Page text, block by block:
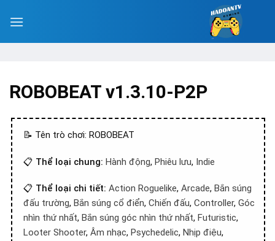
ROBOBEAT v1.3.10-P2P
📝 Tên trò chơi: ROBOBEAT
📋 Thể loại chung: Hành động, Phiêu lưu, Indie
📋 Thể loại chi tiết: Action Roguelike, Arcade, Bắn súng
đấu trường, Bắn súng cổ điển, Chiến đấu, Controller, Góc
nhìn thứ nhất, Bắn súng góc nhìn thứ nhất, Futuristic,
Looter Shooter, Âm nhạc, Psychedelic, Nhịp điệu,